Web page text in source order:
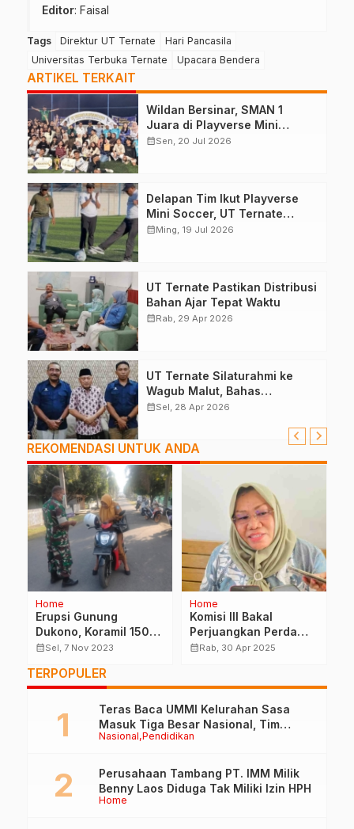
Editor: Faisal
Tags Direktur UT Ternate
Hari Pancasila
Universitas Terbuka Ternate
Upacara Bendera
ARTIKEL TERKAIT
Wildan Bersinar, SMAN 1
Juara di Playverse Mini
Soccer UT Ternate
calendar_monthSen, 20 Jul 2026
Delapan Tim Ikut Playverse
Mini Soccer, UT Ternate
Perkuat Kolaborasi
calendar_monthMing, 19 Jul 2026
UT Ternate Pastikan Distribusi
Bahan Ajar Tepat Waktu
calendar_monthRab, 29 Apr 2026
UT Ternate Silaturahmi ke
Wagub Malut, Bahas
Peningkatan SDM
calendar_monthSel, 28 Apr 2026
REKOMENDASI UNTUK ANDA
Home
Erupsi Gunung
Dukono, Koramil 1508-
01/Tobelo Bagikan
Mencegah Penyakit
Ispa
calendar_monthSel, 7 Nov 2023
Home
Komisi III Bakal
Perjuangkan Perda
dan Lokasi Kantor
calendar_monthRab, 30 Apr 2025
TERPOPULER
Nasional Pendidikan
Teras Baca UMMI Kelurahan Sasa
Masuk Tiga Besar Nasional, Tim
Penilai Lakukan Visitasi di Ternate
Home
Perusahaan Tambang PT. IMM Milik
Benny Laos Diduga Tak Miliki Izin HPH